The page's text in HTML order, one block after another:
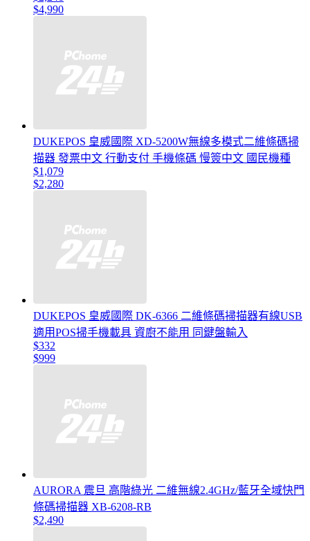
$4,990
DUKEPOS 皇威國際 XD-5200W無線多模式二維條碼掃
描器 發票中文 行動支付 手機條碼 慢簽中文 國民機種
$1,079
$2,280
DUKEPOS 皇威國際 DK-6366 二維條碼掃描器有線USB
適用POS掃手機載具 資廚不能用 同鍵盤輸入
$332
$999
AURORA 震旦 高階綠光 二維無線2.4GHz/藍牙全域快門
條碼掃描器 XB-6208-RB
$2,490